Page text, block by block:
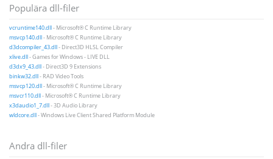
Populära dll-filer
vcruntime140.dll- Microsoft® C Runtime Library
msvcp140.dll- Microsoft® C Runtime Library
d3dcompiler_43.dll- Direct3D HLSL Compiler
xlive.dll- Games for Windows - LIVE DLL
d3dx9_43.dll- Direct3D 9 Extensions
binkw32.dll- RAD Video Tools
msvcp120.dll- Microsoft® C Runtime Library
msvcr110.dll- Microsoft® C Runtime Library
x3daudio1_7.dll- 3D Audio Library
wldcore.dll- Windows Live Client Shared Platform Module
Andra dll-filer